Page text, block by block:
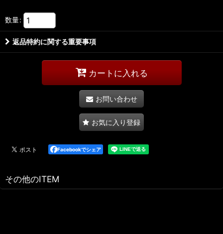
数量:
返品特約に関する重要事項
カートに入れる
お問い合わせ
お気に入り登録
Facebookでシェア
その他のITEM